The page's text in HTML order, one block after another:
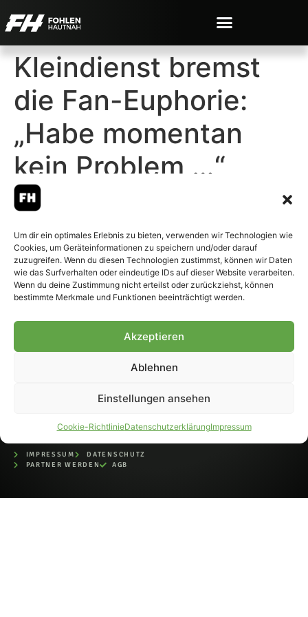
Um dir ein optimales Erlebnis zu bieten, verwenden wir Technologien wie
Cookies, um Geräteinformationen zu speichern und/oder darauf
zuzugreifen. Wenn du diesen Technologien zustimmst, können wir Daten
wie das Surfverhalten oder eindeutige IDs auf dieser Website verarbeiten.
Wenn du deine Zustimmung nicht erteilst oder zurückziehst, können
bestimmte Merkmale und Funktionen beeinträchtigt werden.
Akzeptieren
Ablehnen
Einstellungen ansehen
Cookie-RichtlinieDatenschutzerklärungImpressum
Kleindienst bremst
die Fan-Euphorie:
„Habe momentan
kein Problem …“
© 2007-2026 Fohlen-Hautnah.de
– Alle rechte vorbehalten.
Fohlen-Hautnah.de ist ein
offiziell eingetragenes Magazin
IMPRESSUM
DATENSCHUTZ
PARTNER WERDEN
AGB